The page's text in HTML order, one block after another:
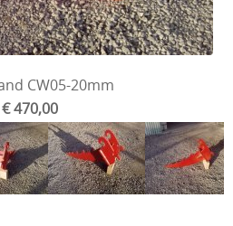
CW05-20mm
€ 470,00